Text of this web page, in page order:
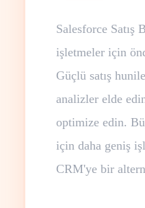
Salesforce Satış
işletmeler için
Güçlü satış
analizler elde
optimize edin.
için daha geniş
CRM'ye bir